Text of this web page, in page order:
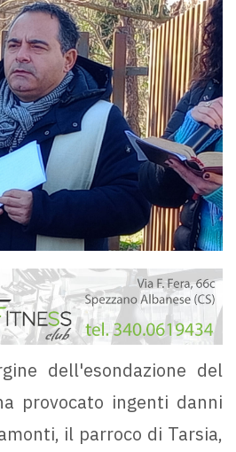
dell'esondazione del
provocato ingenti danni
il parroco di Tarsia,